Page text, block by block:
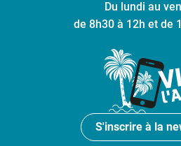
Du lundi au
de 8h30 à 12h et de
S'inscrire à la